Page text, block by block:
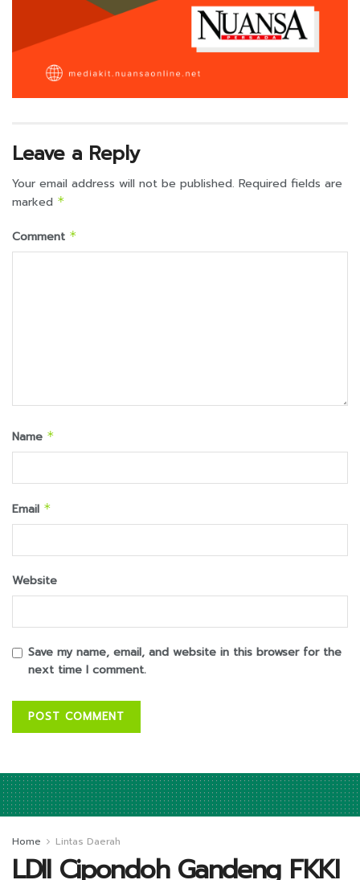
Leave a Reply
Your email address will not be published. Required fields are
marked *
Comment *
Name *
Email *
Website
Save my name, email, and website in this browser for the
next time I comment.
Home Lintas Daerah
LDII Cipondoh Gandeng FKKI